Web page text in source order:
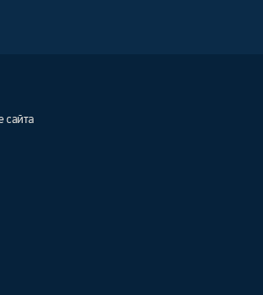
сайта